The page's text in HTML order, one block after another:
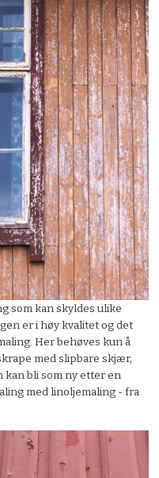
som kan skyldes ulike
er i høy kvalitet og det
Her behøves kun å
med slipbare skjær,
kan bli som ny etter en
med linoljemaling - fra